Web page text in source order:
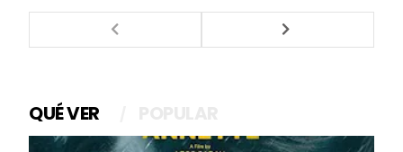
QUÉ VER